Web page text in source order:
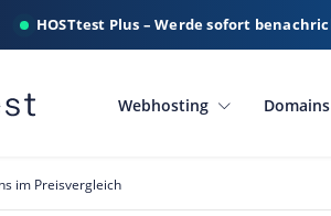
HOSTtest Plus – Werde sofort
Webhosting Domains
im Preisvergleich